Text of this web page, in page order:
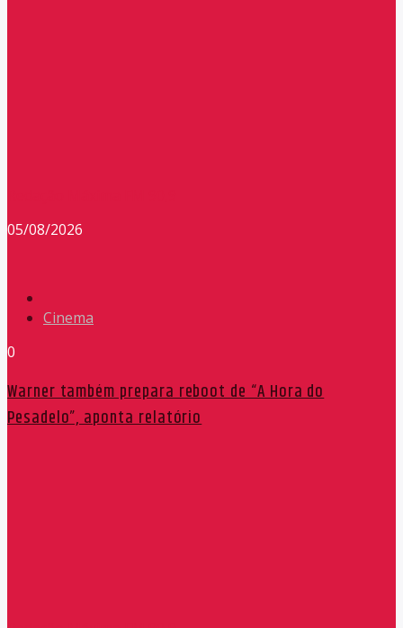
05/08/2026
Cinema
0
Warner também prepara reboot de “A Hora do
Pesadelo”, aponta relatório